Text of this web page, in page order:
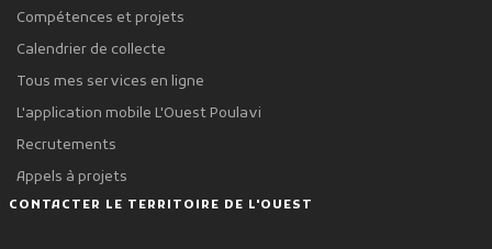
Compétences et projets
Calendrier de collecte
Tous mes services en ligne
L'application mobile L'Ouest Poulavi
Recrutements
Appels à projets
CONTACTER LE TERRITOIRE DE L'OUEST